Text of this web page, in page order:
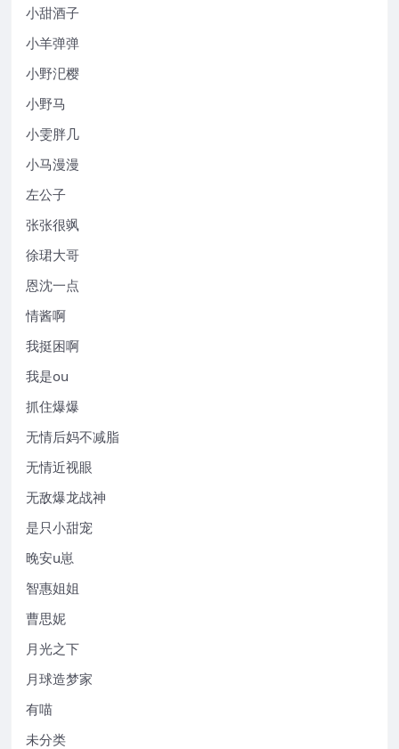
小甜酒子
小羊弹弹
小野汜樱
小野马
小雯胖几
小马漫漫
左公子
张张很飒
徐珺大哥
恩沈一点
情酱啊
我挺困啊
我是ou
抓住爆爆
无情后妈不减脂
无情近视眼
无敌爆龙战神
是只小甜宠
晚安u崽
智惠姐姐
曹思妮
月光之下
月球造梦家
有喵
未分类